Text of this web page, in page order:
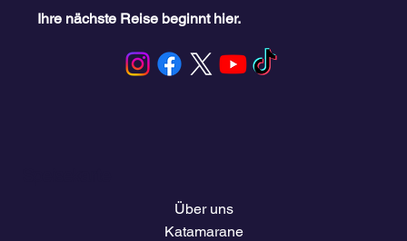
Über uns
Katamarane
Ihre nächste Reise beginnt hier.